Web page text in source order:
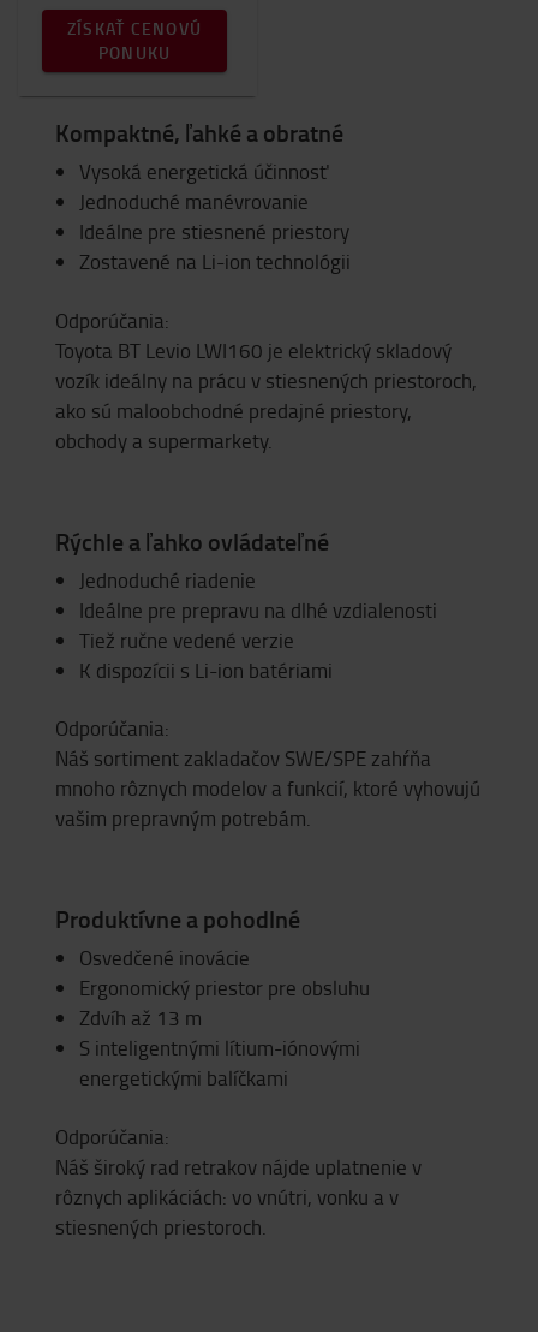
ZÍSKAŤ CENOVÚ
PONUKU
Kompaktné, ľahké a obratné
Vysoká energetická účinnosť
Jednoduché manévrovanie
Ideálne pre stiesnené priestory
Zostavené na Li-ion technológii
Odporúčania:
Toyota BT Levio LWI160 je elektrický skladový
vozík ideálny na prácu v stiesnených priestoroch,
ako sú maloobchodné predajné priestory,
obchody a supermarkety.
Rýchle a ľahko ovládateľné
Jednoduché riadenie
Ideálne pre prepravu na dlhé vzdialenosti
Tiež ručne vedené verzie
K dispozícii s Li-ion batériami
Odporúčania:
Náš sortiment zakladačov SWE/SPE zahŕňa
mnoho rôznych modelov a funkcií, ktoré vyhovujú
vašim prepravným potrebám.
Produktívne a pohodlné
Osvedčené inovácie
Ergonomický priestor pre obsluhu
Zdvíh až 13 m
S inteligentnými lítium-iónovými
energetickými balíčkami
Odporúčania:
Náš široký rad retrakov nájde uplatnenie v
rôznych aplikáciách: vo vnútri, vonku a v
stiesnených priestoroch.